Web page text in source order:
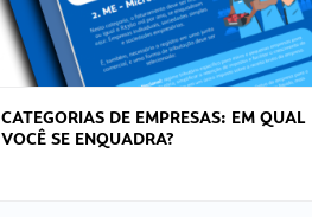
CATEGORIAS DE EMPRESAS: EM QUAL
VOCÊ SE ENQUADRA?